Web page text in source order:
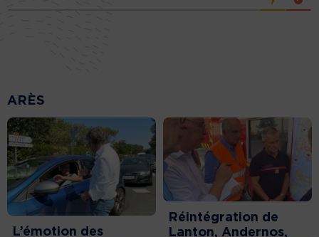
ARÈS
L’émotion des
Réintégration de
Lanton, Andernos,